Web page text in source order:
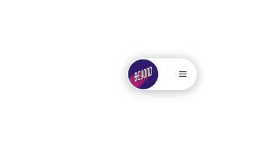
. . . . .....
.